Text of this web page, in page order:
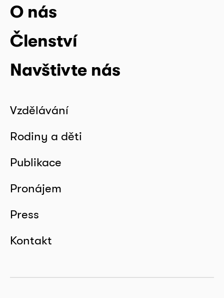
O nás
Členství
Navštivte nás
Vzdělávání
Rodiny a děti
Publikace
Pronájem
Press
Kontakt